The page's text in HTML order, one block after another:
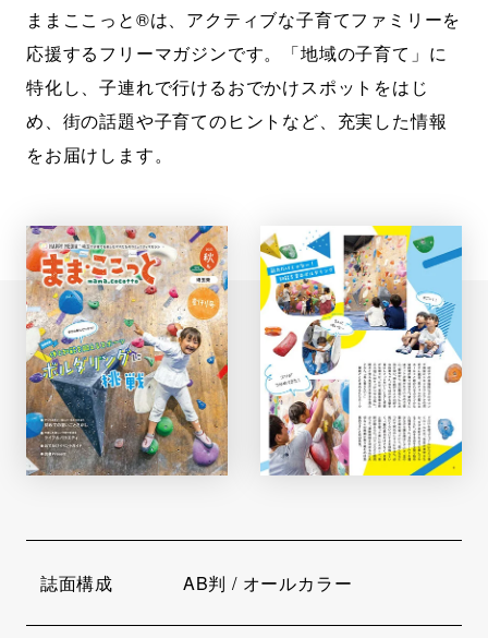
ままここっと®は、アクティブな子育てファミリーを
応援するフリーマガジンです。「地域の子育て」に
特化し、子連れで行けるおでかけスポットをはじ
め、街の話題や子育てのヒントなど、充実した情報
をお届けします。
誌面構成 AB判 / オールカラー